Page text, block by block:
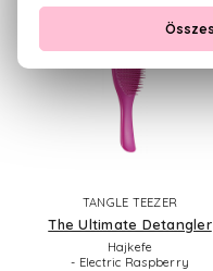
TANGLE TEEZER
The Ultimate Detangler
Hajkefe
- Electric Raspberry